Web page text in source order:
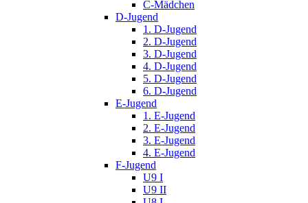
C-Mädchen
D-Jugend
1. D-Jugend
2. D-Jugend
3. D-Jugend
4. D-Jugend
5. D-Jugend
6. D-Jugend
E-Jugend
1. E-Jugend
2. E-Jugend
3. E-Jugend
4. E-Jugend
F-Jugend
U9 I
U9 II